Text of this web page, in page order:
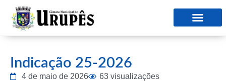
Indicação 25-2026
4 de maio de 2026
63 visualizações